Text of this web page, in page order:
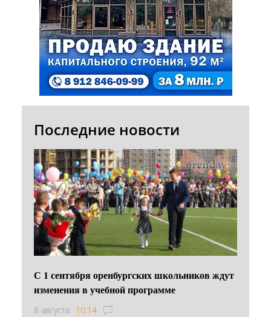
Последние новости
С 1 сентября оренбургских школьников ждут
изменения в учебной программе
8 августа 10:14